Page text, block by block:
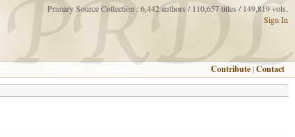
Primary Source Collection : 6,442 authors / 110,657 titles / 149,819 vols.
Sign In
Contribute |Contact